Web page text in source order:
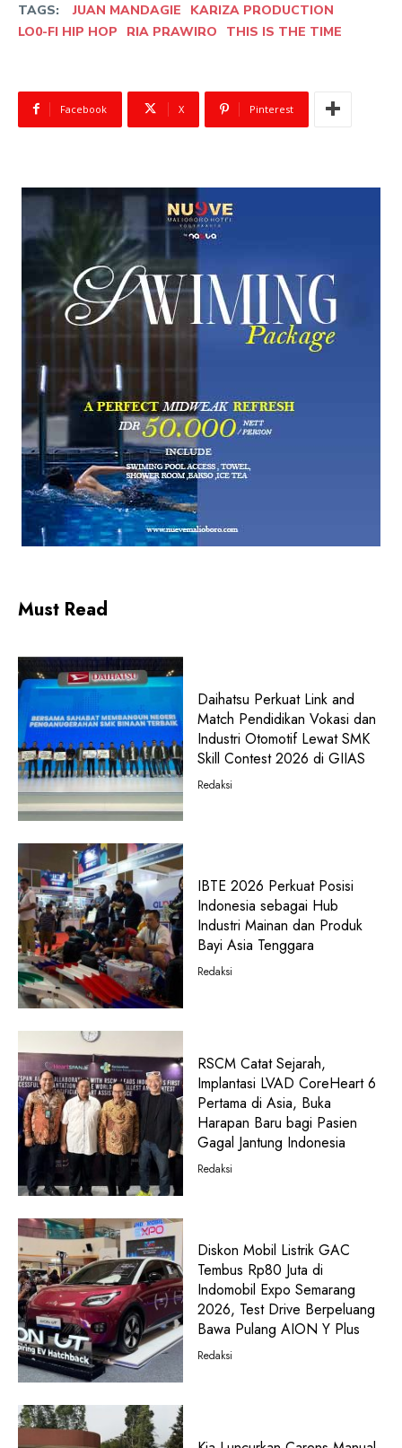
TAGS: JUAN MANDAGIE
KARIZA PRODUCTION
LO0-FI HIP HOP
RIA PRAWIRO THIS IS THE TIME
Facebook X Pinterest
Must Read
Daihatsu Perkuat Link and
Match Pendidikan Vokasi dan
Industri Otomotif Lewat SMK
Skill Contest 2026 di GIIAS
Redaksi
IBTE 2026 Perkuat Posisi
Indonesia sebagai Hub
Industri Mainan dan Produk
Bayi Asia Tenggara
Redaksi
RSCM Catat Sejarah,
Implantasi LVAD CoreHeart 6
Pertama di Asia, Buka
Harapan Baru bagi Pasien
Gagal Jantung Indonesia
Redaksi
Diskon Mobil Listrik GAC
Tembus Rp80 Juta di
Indomobil Expo Semarang
2026, Test Drive Berpeluang
Bawa Pulang AION Y Plus
Redaksi